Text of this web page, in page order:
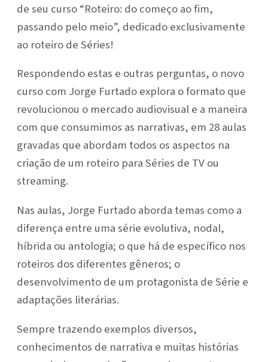
de seu curso “Roteiro: do começo ao fim,
passando pelo meio”, dedicado exclusivamente
ao roteiro de Séries!
Respondendo estas e outras perguntas, o novo
curso com Jorge Furtado explora o formato que
revolucionou o mercado audiovisual e a maneira
com que consumimos as narrativas, em 28 aulas
gravadas que abordam todos os aspectos na
criação de um roteiro para Séries de TV ou
streaming.
Nas aulas, Jorge Furtado aborda temas como a
diferença entre uma série evolutiva, nodal,
híbrida ou antologia; o que há de específico nos
roteiros dos diferentes gêneros; o
desenvolvimento de um protagonista de Série e
adaptações literárias.
Sempre trazendo exemplos diversos,
conhecimentos de narrativa e muitas histórias